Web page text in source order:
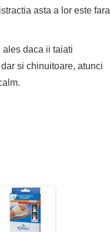
asta a lor este fara
ales daca ii taiati
si chinuitoare, atunci